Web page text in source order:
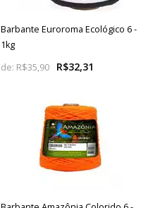
Barbante Euroroma Ecológico 6 -
1kg
de: R$35,90 R$32,31